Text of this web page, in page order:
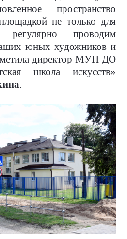
пространство
не только для
проводим
юных художников и
директор МУП ДО
школа искусств»
.